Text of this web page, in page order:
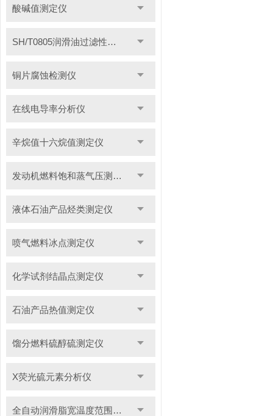
酸碱值测定仪
SH/T0805润滑油过滤性测定仪
铜片腐蚀检测仪
在线电导率分析仪
辛烷值十六烷值测定仪
发动机燃料饱和蒸气压测定仪
液体石油产品烃类测定仪
喷气燃料冰点测定仪
化学试剂结晶点测定仪
石油产品热值测定仪
馏分燃料硫醇硫测定仪
X荧光硫元素分析仪
全自动润滑脂宽温度范围滴点测定仪